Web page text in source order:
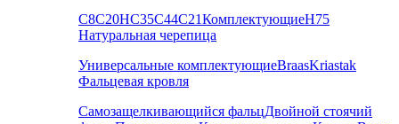
С8С20НС35С44С21КомплектующиеН75
Натуральная черепица
Универсальные комплектующиеBraasKriastak
Фальцевая кровля
Самозащелкивающийся фальцДвойной стоячий